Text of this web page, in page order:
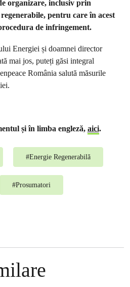
organizare, inclusiv prin
pentru care în acest
de infringement.
Energiei și doamnei director
mai jos, puteți găsi integral
România salută măsurile
și în limba engleză, aici.
#Energie Regenerabilă
#Prosumatori